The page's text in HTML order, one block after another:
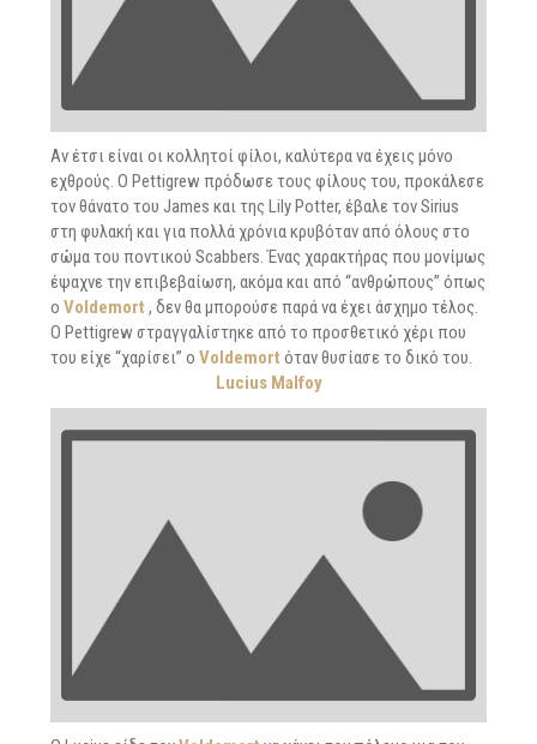
Αν έτσι είναι οι κολλητοί φίλοι, καλύτερα να έχεις μόνο
εχθρούς. Ο Pettigrew πρόδωσε τους φίλους του, προκάλεσε
τον θάνατο του James και της Lily Potter, έβαλε τον Sirius
στη φυλακή και για πολλά χρόνια κρυβόταν από όλους στο
σώμα του ποντικού Scabbers. Ένας χαρακτήρας που μονίμως
έψαχνε την επιβεβαίωση, ακόμα και από “ανθρώπους” όπως
ο Voldemort , δεν θα μπορούσε παρά να έχει άσχημο τέλος.
Ο Pettigrew στραγγαλίστηκε από το προσθετικό χέρι που
του είχε “χαρίσει” ο Voldemort όταν θυσίασε το δικό του.
Lucius Malfoy